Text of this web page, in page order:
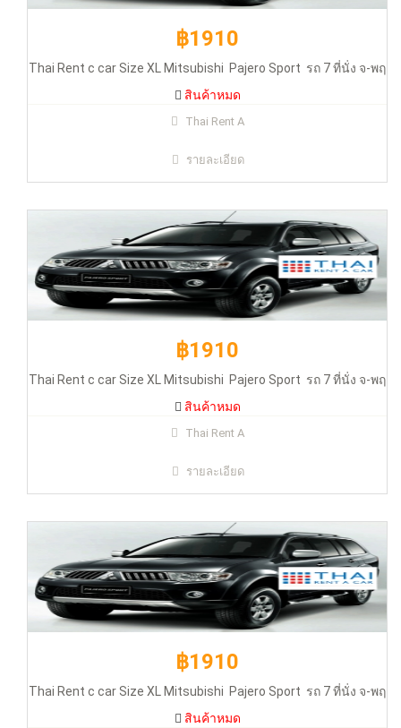
฿1910
Thai Rent c car Size XL Mitsubishi Pajero Sport รถ 7 ที่นั่ง จ-พฤ
สินค้าหมด
Thai Rent A
รายละเอียด
฿1910
Thai Rent c car Size XL Mitsubishi Pajero Sport รถ 7 ที่นั่ง จ-พฤ
สินค้าหมด
Thai Rent A
รายละเอียด
฿1910
Thai Rent c car Size XL Mitsubishi Pajero Sport รถ 7 ที่นั่ง จ-พฤ
สินค้าหมด